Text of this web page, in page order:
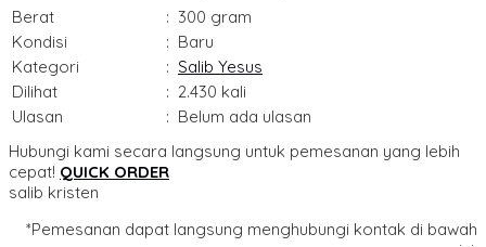
Berat
: 300 gram
Kondisi
: Baru
Kategori
: Salib Yesus
Dilihat
: 2.430 kali
Ulasan
: Belum ada ulasan
Hubungi kami secara langsung untuk pemesanan yang lebih
cepat! QUICK ORDER
salib kristen
*Pemesanan dapat langsung menghubungi kontak di bawah